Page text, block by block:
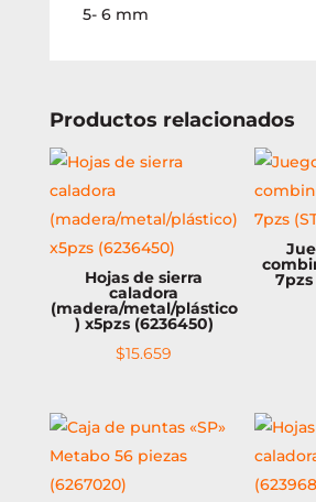
5- 6 mm
Productos relacionados
Hojas de sierra
caladora
(madera/metal/plástico
) x5pzs (6236450)
$15.659
7pzs